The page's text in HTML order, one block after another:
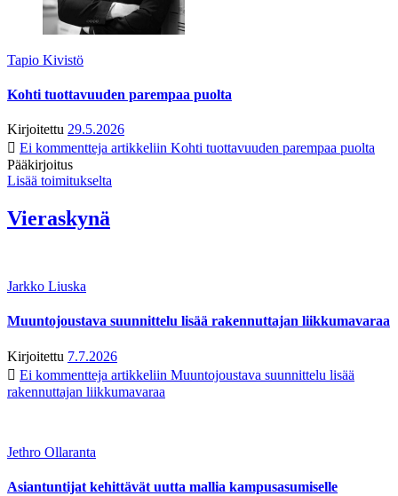
Tapio Kivistö
Kohti tuottavuuden parempaa puolta
Kirjoitettu 29.5.2026
Ei kommentteja artikkeliin Kohti tuottavuuden parempaa puolta
Pääkirjoitus
Lisää toimitukselta
Vieraskynä
Jarkko Liuska
Muuntojoustava suunnittelu lisää rakennuttajan liikkumavaraa
Kirjoitettu 7.7.2026
Ei kommentteja artikkeliin Muuntojoustava suunnittelu lisää
rakennuttajan liikkumavaraa
Jethro Ollaranta
Asiantuntijat kehittävät uutta mallia kampusasumiselle